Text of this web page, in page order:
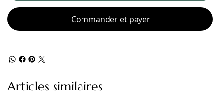
Commander et payer
Articles similaires